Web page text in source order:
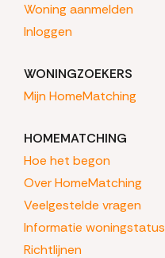
Woning aanmelden
Inloggen
WONINGZOEKERS
Mijn HomeMatching
HOMEMATCHING
Hoe het begon
Over HomeMatching
Veelgestelde vragen
Informatie woningstatus
Richtlijnen